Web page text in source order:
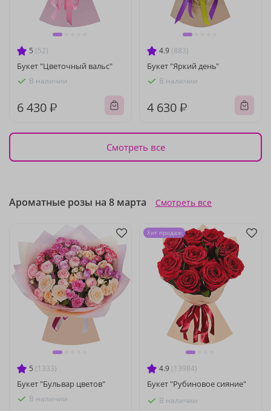
5 (52)
Букет "Цветочный вальс"
В наличии
6 430 ₽
4.9 (883)
Букет "Яркий день"
В наличии
4 630 ₽
Смотреть все
Ароматные розы на 8 марта Смотреть все
5 (1333)
Букет "Бульвар цветов"
В наличии
4.9 (13984)
Букет "Рубиновое сияние"
В наличии
Хит продаж